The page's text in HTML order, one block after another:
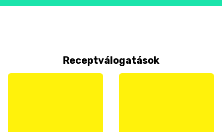
Receptválogatások